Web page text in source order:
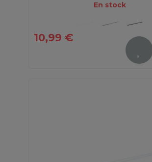
En stock
10,99 €